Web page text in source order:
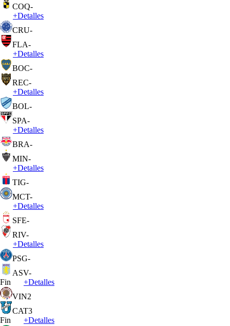
COQ-
+Detalles
CRU-
FLA-
+Detalles
BOC-
REC-
+Detalles
BOL-
SPA-
+Detalles
BRA-
MIN-
+Detalles
TIG-
MCT-
+Detalles
SFE-
RIV-
+Detalles
PSG-
ASV-
Fin
+Detalles
VIN2
CAT3
Fin
+Detalles